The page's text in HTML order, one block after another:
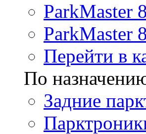
ParkMaster
ParkMaster
Перейти в
По
Задние